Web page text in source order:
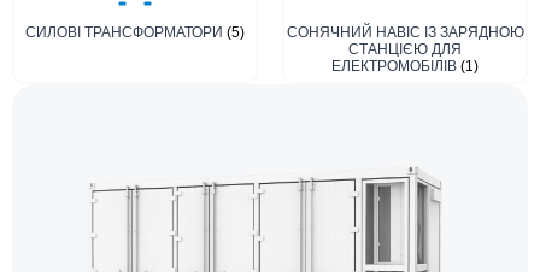
СИЛОВІ ТРАНСФОРМАТОРИ (5)
СОНЯЧНИЙ НАВІС ІЗ ЗАРЯДНОЮ
СТАНЦІЄЮ ДЛЯ
ЕЛЕКТРОМОБІЛІВ (1)